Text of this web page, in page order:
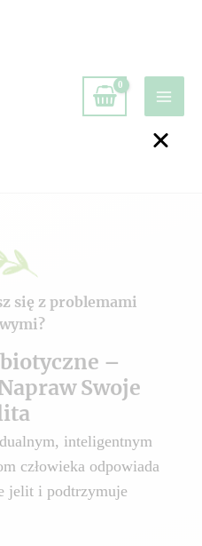
się z problemami
–
Swoje
inteligentnym
człowieka odpowiada
jelit i podtrzymuje